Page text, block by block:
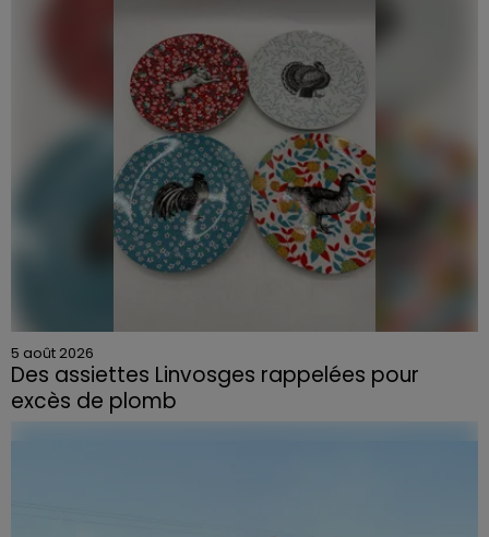
5 août 2026
Des assiettes Linvosges rappelées pour
excès de plomb
Du plomb a été détecté dans deux assiettes en